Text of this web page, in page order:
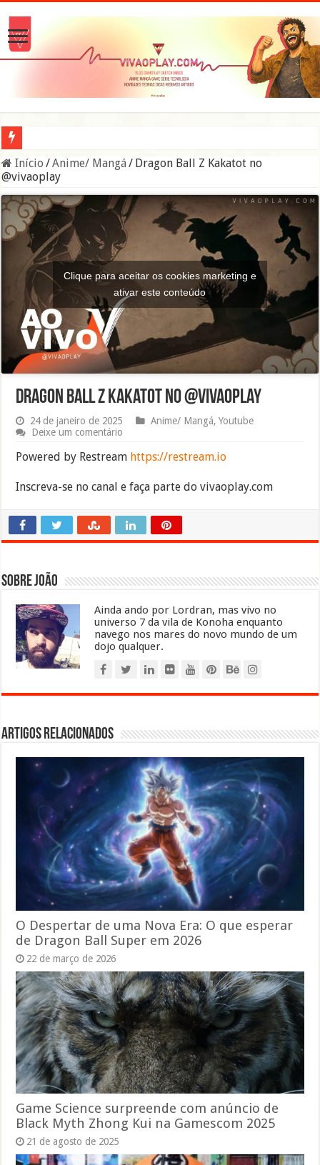
A verdade sobre os Namekuseijins – DRAGON BALL #News
Início /Anime/ Mangá/ Dragon Ball Z Kakatot no
@vivaoplay
Clique para aceitar os cookies marketing e
ativar este conteúdo
Dragon Ball Z Kakatot no @vivaoplay
24 de janeiro de 2025 Anime/ Mangá,Youtube
Deixe um comentário
Powered by Restream https://restream.io
Inscreva-se no canal e faça parte do vivaoplay.com
Sobre João
Ainda ando por Lordran, mas vivo no
universo 7 da vila de Konoha enquanto
navego nos mares do novo mundo de um
dojo qualquer.
Artigos relacionados
O Despertar de uma Nova Era: O que esperar
de Dragon Ball Super em 2026
22 de março de 2026
Game Science surpreende com anúncio de
Black Myth Zhong Kui na Gamescom 2025
21 de agosto de 2025